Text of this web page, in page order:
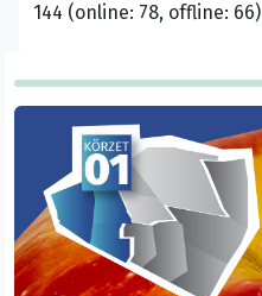
144 (online: 78, offline: 66)